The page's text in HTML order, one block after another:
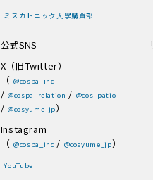
ミスカトニック大學購買部
公式SNS
X（旧Twitter）
（ @cospa_inc
/ @cospa_relation / @cos_patio
/ @cosyume_jp）
Instagram
（ @cospa_inc / @cosyume_jp）
YouTube